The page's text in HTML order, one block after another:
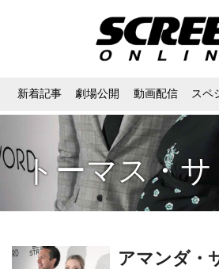
新着記事 劇場公開 動画配信 スペ
トーマス・
アマンダ・